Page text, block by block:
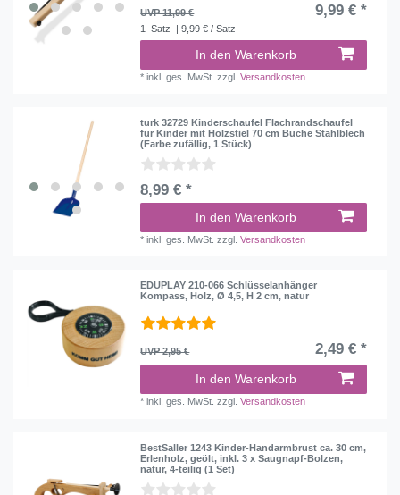
UVP 11,99 € 9,99 € *
1 Satz | 9,99 € / Satz
In den Warenkorb
*inkl. ges. MwSt. zzgl.Versandkosten
turk 32729 Kinderschaufel Flachrandschaufel
für Kinder mit Holzstiel 70 cm Buche Stahlblech
(Farbe zufällig, 1 Stück)
8,99 € *
In den Warenkorb
*inkl. ges. MwSt. zzgl.Versandkosten
EDUPLAY 210-066 Schlüsselanhänger
Kompass, Holz, Ø 4,5, H 2 cm, natur
UVP 2,95 € 2,49 € *
In den Warenkorb
*inkl. ges. MwSt. zzgl.Versandkosten
BestSaller 1243 Kinder-Handarmbrust ca. 30 cm,
Erlenholz, geölt, inkl. 3 x Saugnapf-Bolzen,
natur, 4-teilig (1 Set)